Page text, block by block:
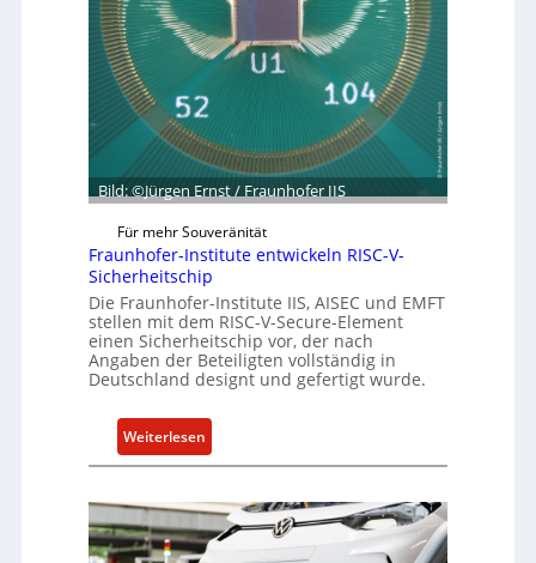
r
R
s
i
l
i
n
c
e
A
c
t
t
e
s
c
h
ä
t
s
e
i
n
h
i
t
ü
r
S
Bild: ©Jürgen Ernst / Fraunhofer IIS
Für mehr Souveränität
Fraunhofer-Institute entwickeln RISC-V-
Sicherheitschip
Die Fraunhofer-Institute IIS, AISEC und EMFT
stellen mit dem RISC-V-Secure-Element
einen Sicherheitschip vor, der nach
Angaben der Beteiligten vollständig in
Deutschland designt und gefertigt wurde.
Weiterlesen
F
a
u